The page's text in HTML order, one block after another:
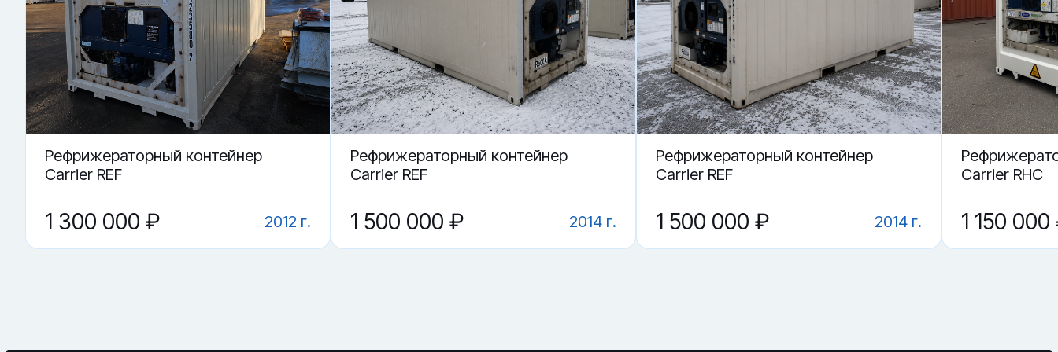
Купить «Рефрижераторный контейнер KKFU 699417-8» в Екатеринбурге.
▼ Как понять, что контейнер держит режим?
▼ От чего зависит цена на Рефрижераторный контейнер KKFU 699417-8?
▼ Какие грузы возят в рефконтейнере?
▼ Что важнее: агрегат или корпус?
▼ Где купить Рефрижераторный контейнер KKFU 699417-8 в Екатеринбурге?
Рефрижераторный контейнер
Carrier REF
1 300 000 ₽ 2012 г.
Рефрижераторный контейнер
Carrier REF
1 500 000 ₽ 2014 г.
Рефрижераторный контейнер
Carrier REF
1 500 000 ₽ 2014 г.
Carrier RHC
1 150 000